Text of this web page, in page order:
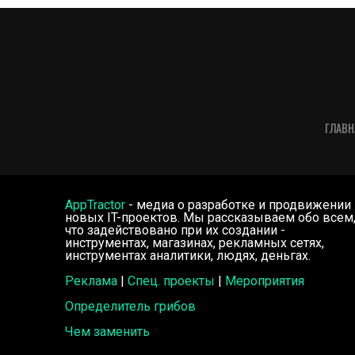
AppTractor - медиа о разработке и продвижении
новых IT-проектов. Мы рассказываем обо всем,
что задействовано при их создании -
инструментах, магазинах, рекламных сетях,
инструментах аналитики, людях, деньгах.
Реклама | Спец. проекты | Мероприятия
Определитель грибов
Чем заменить